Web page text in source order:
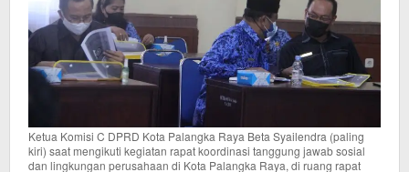
Ketua Komisi C DPRD Kota Palangka Raya Beta Syailendra (paling
kiri) saat mengikuti kegiatan rapat koordinasi tanggung jawab sosial
dan lingkungan perusahaan di Kota Palangka Raya, di ruang rapat